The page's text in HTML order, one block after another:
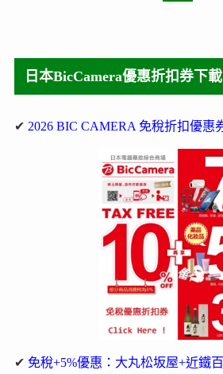
日本BicCamera優惠折扣券下載
✔ 2026 BIC CAMERA 免稅折扣優惠
✔ 免稅+5%優惠：大丸松坂屋+近鐵